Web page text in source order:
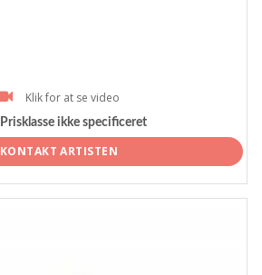
Klik for at se video
Prisklasse ikke specificeret
KONTAKT ARTISTEN